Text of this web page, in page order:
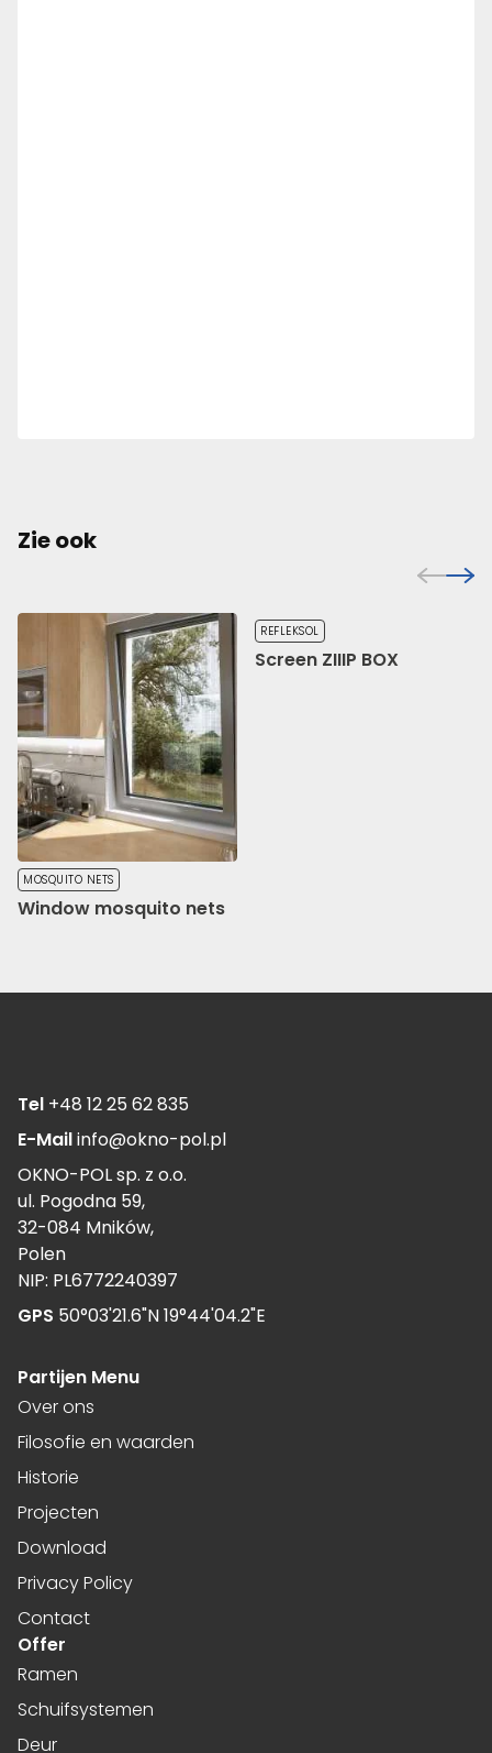
Zie ook
MOSQUITO NETS
Window mosquito nets
REFLEKSOL
Screen ZIIIP BOX
Tel +48 12 25 62 835
E-Mailinfo@okno-pol.pl
OKNO-POL sp. z o.o.
ul. Pogodna 59,
32-084 Mników,
Polen
NIP: PL6772240397
GPS 50°03'21.6"N 19°44'04.2"E
Partijen Menu
Over ons
Filosofie en waarden
Historie
Projecten
Download
Privacy Policy
Contact
Offer
Ramen
Schuifsystemen
Deur